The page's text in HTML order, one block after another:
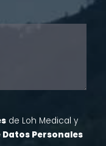
de Loh Medical y
Personales